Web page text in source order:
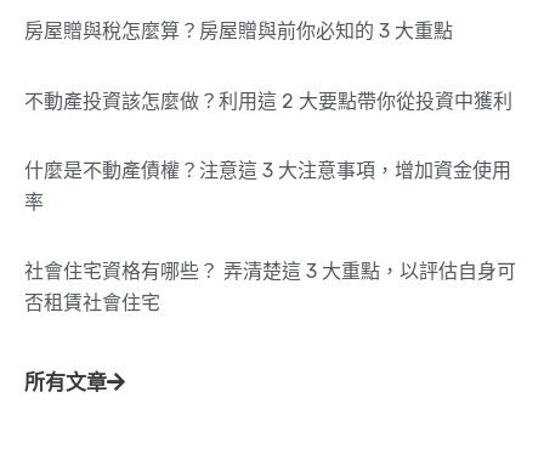
房屋贈與稅怎麼算？房屋贈與前你必知的 3 大重點
不動產投資該怎麼做？利用這 2 大要點帶你從投資中獲利
什麼是不動產債權？注意這 3 大注意事項，增加資金使用
率
社會住宅資格有哪些？ 弄清楚這 3 大重點，以評估自身可
否租賃社會住宅
所有文章